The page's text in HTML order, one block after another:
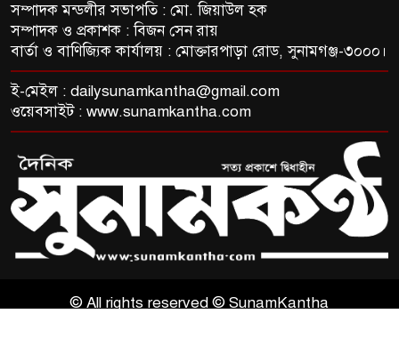
সম্পাদক মন্ডলীর সভাপতি : মো. জিয়াউল হক
সম্পাদক ও প্রকাশক : বিজন সেন রায়
বার্তা ও বাণিজ্যিক কার্যালয় : মোক্তারপাড়া রোড, সুনামগঞ্জ-৩০০০।
ই-মেইল : dailysunamkantha@gmail.com
ওয়েবসাইট : www.sunamkantha.com
© All rights reserved © SunamKantha